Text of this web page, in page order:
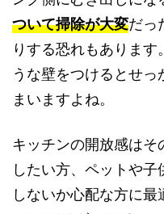
ついて掃除が大変だっ
りする恐れもありま
うな壁をつけるとせ
まいますよね。
キッチンの開放感は
したい方、ペットや
しないか心配な方に